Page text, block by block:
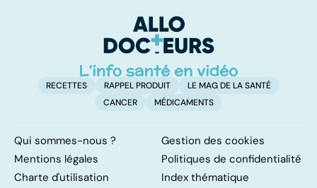
RECETTES RAPPEL PRODUIT
LE MAG DE LA SANTÉ
CANCER
MÉDICAMENTS
Qui sommes-nous ?
Gestion des cookies
Mentions légales
Politiques de confidentialité
Charte d'utilisation
Index thématique